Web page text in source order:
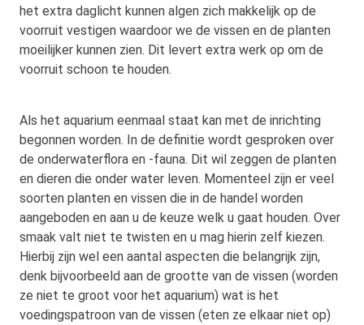
het extra daglicht kunnen algen zich makkelijk op de
voorruit vestigen waardoor we de vissen en de planten
moeilijker kunnen zien. Dit levert extra werk op om de
voorruit schoon te houden.
Als het aquarium eenmaal staat kan met de inrichting
begonnen worden. In de definitie wordt gesproken over
de onderwaterflora en -fauna. Dit wil zeggen de planten
en dieren die onder water leven. Momenteel zijn er veel
soorten planten en vissen die in de handel worden
aangeboden en aan u de keuze welk u gaat houden. Over
smaak valt niet te twisten en u mag hierin zelf kiezen.
Hierbij zijn wel een aantal aspecten die belangrijk zijn,
denk bijvoorbeeld aan de grootte van de vissen (worden
ze niet te groot voor het aquarium) wat is het
voedingspatroon van de vissen (eten ze elkaar niet op)